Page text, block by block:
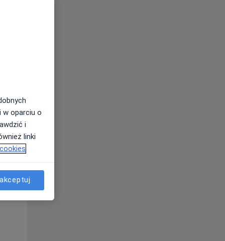
Pon,
10 Sie
w oparciu o
i
linki